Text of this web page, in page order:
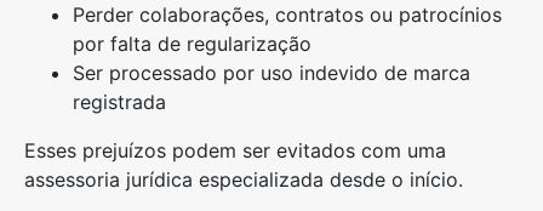
Perder colaborações, contratos ou patrocínios
por falta de regularização
Ser processado por uso indevido de marca
registrada
Esses prejuízos podem ser evitados com uma
assessoria jurídica especializada desde o início.